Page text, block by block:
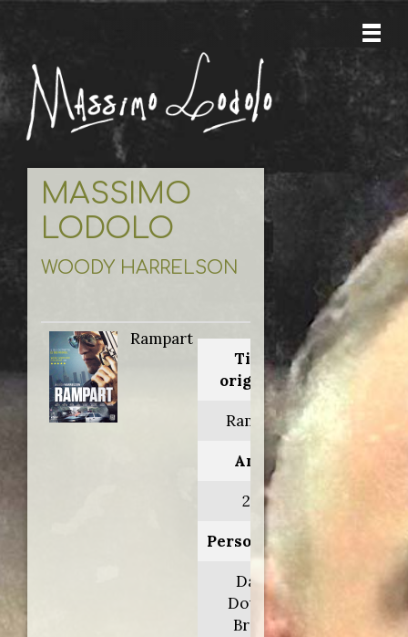
MASSIMO
LODOLO
WOODY HARRELSON
Rampart
Titolo
originale:
Rampart
Anno:
2011
Personaggio:
David
Douglas
Brown